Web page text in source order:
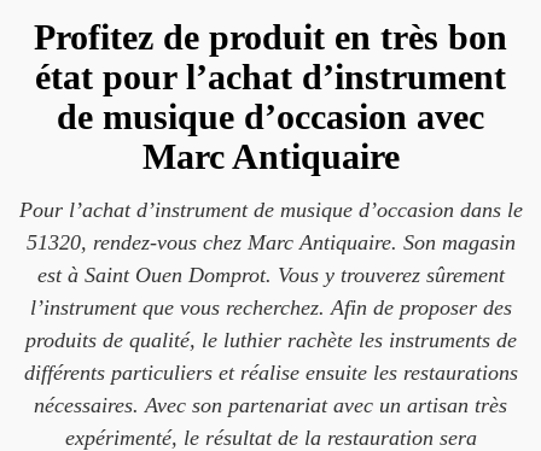
Profitez de produit en très bon
état pour l’achat d’instrument
de musique d’occasion avec
Marc Antiquaire
Pour l’achat d’instrument de musique d’occasion dans le
51320, rendez-vous chez Marc Antiquaire. Son magasin
est à Saint Ouen Domprot. Vous y trouverez sûrement
l’instrument que vous recherchez. Afin de proposer des
produits de qualité, le luthier rachète les instruments de
différents particuliers et réalise ensuite les restaurations
nécessaires. Avec son partenariat avec un artisan très
expérimenté, le résultat de la restauration sera